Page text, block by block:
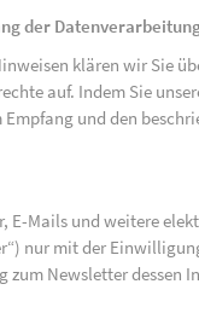
der
klären wir Sie
auf. Indem Sie
und den
E-Mails und weitere
nur mit der
zum Newsletter